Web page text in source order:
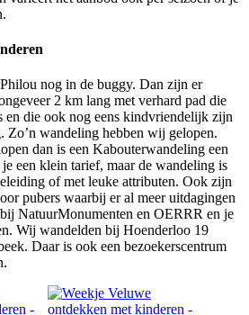
nog in de buggy. Dan zijn er
2 km lang met verhard pad die
en die ook nog eens kindvriendelijk zijn
Zo’n wandeling hebben wij gelopen.
dan is een Kabouterwandeling een
een klein tarief, maar de wandeling is
of met leuke attributen. Ook zijn
pubers waarbij er al meer uitdagingen
NatuurMonumenten en OERRR en je
Wij wandelden bij Hoenderloo 19
Daar is ook een bezoekerscentrum